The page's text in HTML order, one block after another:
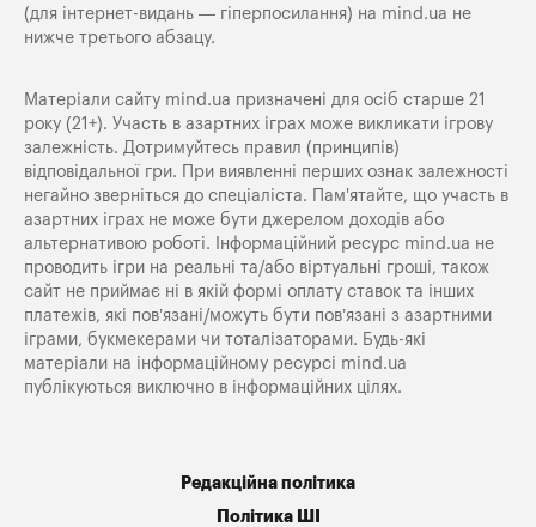
(для інтернет-видань — гіперпосилання) на mind.ua не
нижче третього абзацу.
Матеріали сайту mind.ua призначені для осіб старше 21
року (21+). Участь в азартних іграх може викликати ігрову
залежність. Дотримуйтесь правил (принципів)
відповідальної гри. При виявленні перших ознак залежності
негайно зверніться до спеціаліста. Пам'ятайте, що участь в
азартних іграх не може бути джерелом доходів або
альтернативою роботі. Інформаційний ресурс mind.ua не
проводить ігри на реальні та/або віртуальні гроші, також
сайт не приймає ні в якій формі оплату ставок та інших
платежів, які пов’язані/можуть бути пов’язані з азартними
іграми, букмекерами чи тоталізаторами. Будь-які
матеріали на інформаційному ресурсі mind.ua
публікуються виключно в інформаційних цілях.
Редакційна політика
Політика ШІ